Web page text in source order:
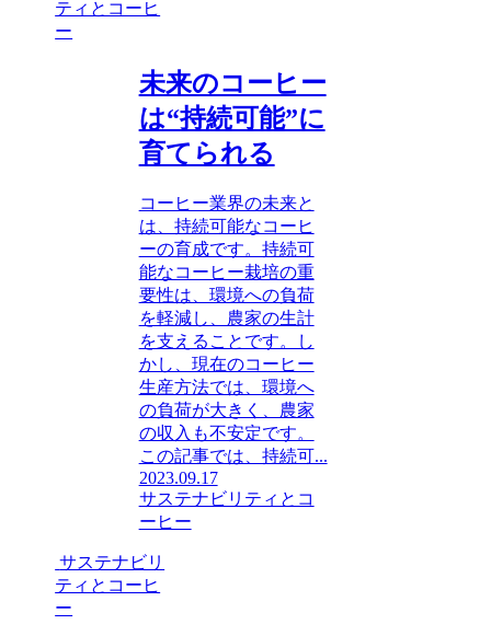
ティとコーヒ
ー
未来のコーヒー
は“持続可能”に
育てられる
コーヒー業界の未来と
は、持続可能なコーヒ
ーの育成です。持続可
能なコーヒー栽培の重
要性は、環境への負荷
を軽減し、農家の生計
を支えることです。し
かし、現在のコーヒー
生産方法では、環境へ
の負荷が大きく、農家
の収入も不安定です。
この記事では、持続可...
2023.09.17
サステナビリティとコ
ーヒー
サステナビリ
ティとコーヒ
ー